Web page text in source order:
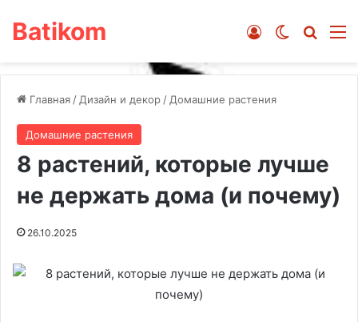
Batikom Switch skin
Войти
Главная / Дизайн и декор / Домашние растения
Домашние растения
8 растений, которые лучше
не держать дома (и почему)
26.10.2025